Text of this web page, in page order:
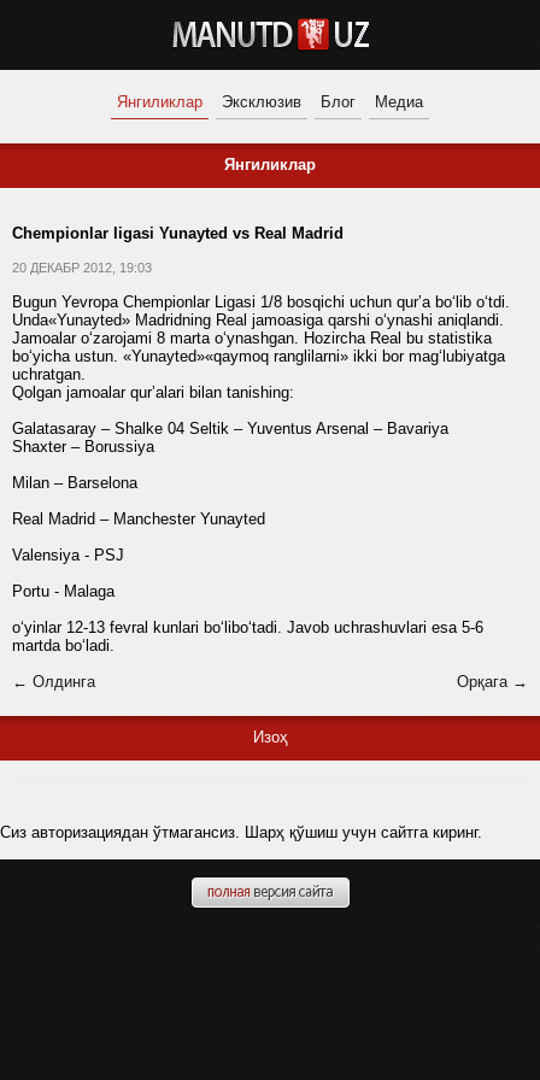
Янгиликлар Эксклюзив Блог Медиа
Янгиликлар
Chempionlar ligasi Yunayted vs Real Madrid
20 ДЕКАБР 2012, 19:03
Bugun Yevropa Chempionlar Ligasi 1/8 bosqichi uchun qurʼa bo‘lib o‘tdi.
Unda«Yunayted» Madridning Real jamoasiga qarshi o‘ynashi aniqlandi.
Jamoalar o‘zarojami 8 marta o‘ynashgan. Hozircha Real bu statistika
bo‘yicha ustun. «Yunayted»«qaymoq ranglilarni» ikki bor mag‘lubiyatga
uchratgan.
Qolgan jamoalar qurʼalari bilan tanishing:
Galatasaray – Shalke 04 Seltik – Yuventus Arsenal – Bavariya
Shaxter – Borussiya
Milan – Barselona
Real Madrid – Manchester Yunayted
Valensiya - PSJ
Portu - Malaga
o‘yinlar 12-13 fevral kunlari bo‘libo‘tadi. Javob uchrashuvlari esa 5-6
martda bo‘ladi.
← Олдинга
Орқага →
Изоҳ
Сиз авторизациядан ўтмагансиз. Шарҳ қўшиш учун сайтга киринг.